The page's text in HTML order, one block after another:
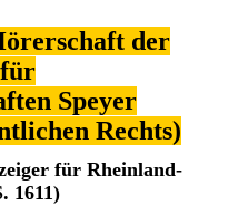
der
Speyer
Rechts)
für Rheinland-
1611)